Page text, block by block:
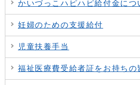
かいづっこハピハピ給付金につ
妊婦のための支援給付
児童扶養手当
福祉医療費受給者証をお持ちの